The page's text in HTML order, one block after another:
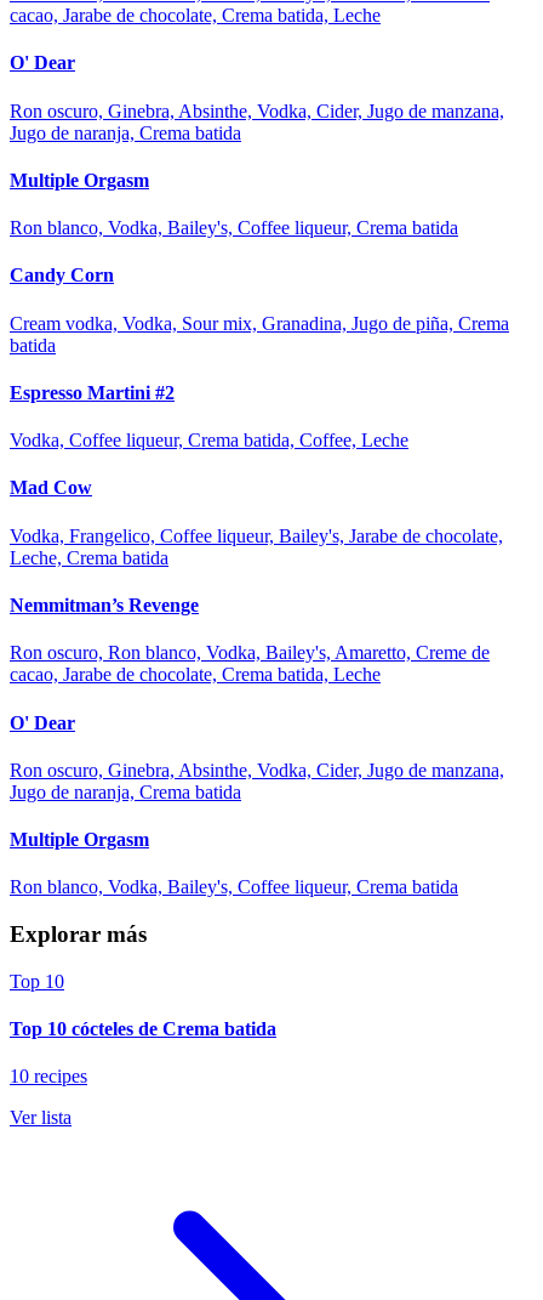
cacao, Jarabe de chocolate, Crema batida, Leche
O' Dear
Ron oscuro, Ginebra, Absinthe, Vodka, Cider, Jugo de manzana,
Jugo de naranja, Crema batida
Multiple Orgasm
Ron blanco, Vodka, Bailey's, Coffee liqueur, Crema batida
Candy Corn
Cream vodka, Vodka, Sour mix, Granadina, Jugo de piña, Crema
batida
Espresso Martini #2
Vodka, Coffee liqueur, Crema batida, Coffee, Leche
Mad Cow
Vodka, Frangelico, Coffee liqueur, Bailey's, Jarabe de chocolate,
Leche, Crema batida
Nemmitman’s Revenge
Ron oscuro, Ron blanco, Vodka, Bailey's, Amaretto, Creme de
cacao, Jarabe de chocolate, Crema batida, Leche
O' Dear
Ron oscuro, Ginebra, Absinthe, Vodka, Cider, Jugo de manzana,
Jugo de naranja, Crema batida
Multiple Orgasm
Ron blanco, Vodka, Bailey's, Coffee liqueur, Crema batida
Explorar más
Top 10
Top 10 cócteles de Crema batida
10 recipes
Ver lista